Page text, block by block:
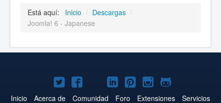
Está aquí: Inicio / Descargas /
Joomla! 6 - Japanese
Joomla!
en
Joomla!
en
Joomla!
en
Joomla!
en
Joomla!
en
Joomla!
en
Joomla!
en
Inicio Acerca de Comunidad Foro Extensiones Servicios